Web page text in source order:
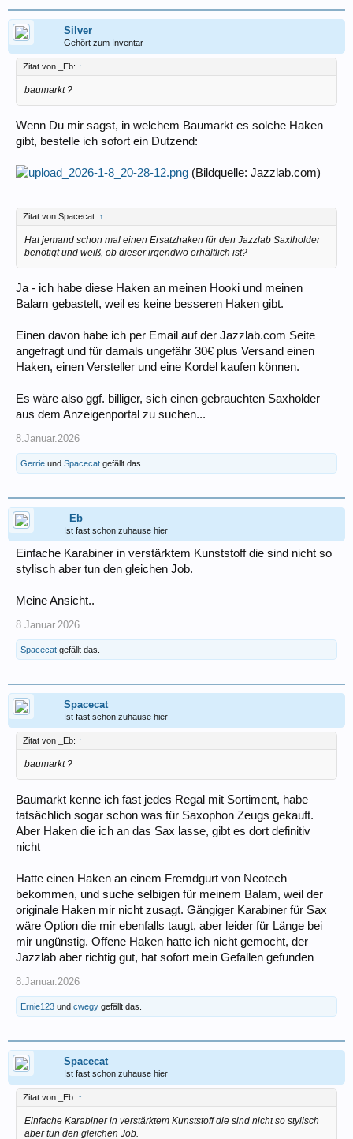
Silver
Gehört zum Inventar
Zitat von _Eb: ↑
baumarkt ?
Wenn Du mir sagst, in welchem Baumarkt es solche Haken
gibt, bestelle ich sofort ein Dutzend:
(Bildquelle: Jazzlab.com)
Zitat von Spacecat: ↑
Hat jemand schon mal einen Ersatzhaken für den Jazzlab Saxlholder
benötigt und weiß, ob dieser irgendwo erhältlich ist?
Ja - ich habe diese Haken an meinen Hooki und meinen
Balam gebastelt, weil es keine besseren Haken gibt.
Einen davon habe ich per Email auf der Jazzlab.com Seite
angefragt und für damals ungefähr 30€ plus Versand einen
Haken, einen Versteller und eine Kordel kaufen können.
Es wäre also ggf. billiger, sich einen gebrauchten Saxholder
aus dem Anzeigenportal zu suchen...
8.Januar.2026
Gerrie und Spacecat gefällt das.
_Eb
Ist fast schon zuhause hier
Einfache Karabiner in verstärktem Kunststoff die sind nicht so
stylisch aber tun den gleichen Job.
Meine Ansicht..
8.Januar.2026
Spacecat gefällt das.
Spacecat
Ist fast schon zuhause hier
Zitat von _Eb: ↑
baumarkt ?
Baumarkt kenne ich fast jedes Regal mit Sortiment, habe
tatsächlich sogar schon was für Saxophon Zeugs gekauft.
Aber Haken die ich an das Sax lasse, gibt es dort definitiv
nicht
Hatte einen Haken an einem Fremdgurt von Neotech
bekommen, und suche selbigen für meinem Balam, weil der
originale Haken mir nicht zusagt. Gängiger Karabiner für Sax
wäre Option die mir ebenfalls taugt, aber leider für Länge bei
mir ungünstig. Offene Haken hatte ich nicht gemocht, der
Jazzlab aber richtig gut, hat sofort mein Gefallen gefunden
8.Januar.2026
Ernie123 und cwegy gefällt das.
Spacecat
Ist fast schon zuhause hier
Zitat von _Eb: ↑
Einfache Karabiner in verstärktem Kunststoff die sind nicht so stylisch
aber tun den gleichen Job.